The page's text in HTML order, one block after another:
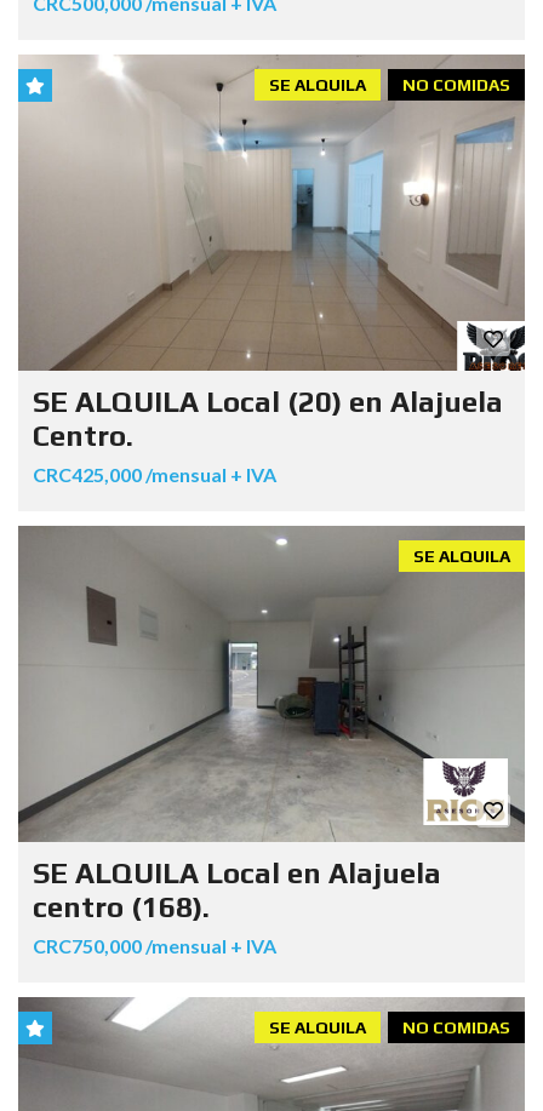
NO COMIDAS
SE ALQUILA
SE ALQUILA Local (20) en Alajuela
Centro.
CRC425,000 /mensual + IVA
SE ALQUILA
SE ALQUILA Local en Alajuela
centro (168).
CRC750,000 /mensual + IVA
NO COMIDAS
SE ALQUILA